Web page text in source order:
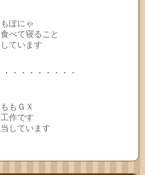
ぽにゃ
べて寝ること
ています
・・・・・・・・
もＧＸ
作です
しています